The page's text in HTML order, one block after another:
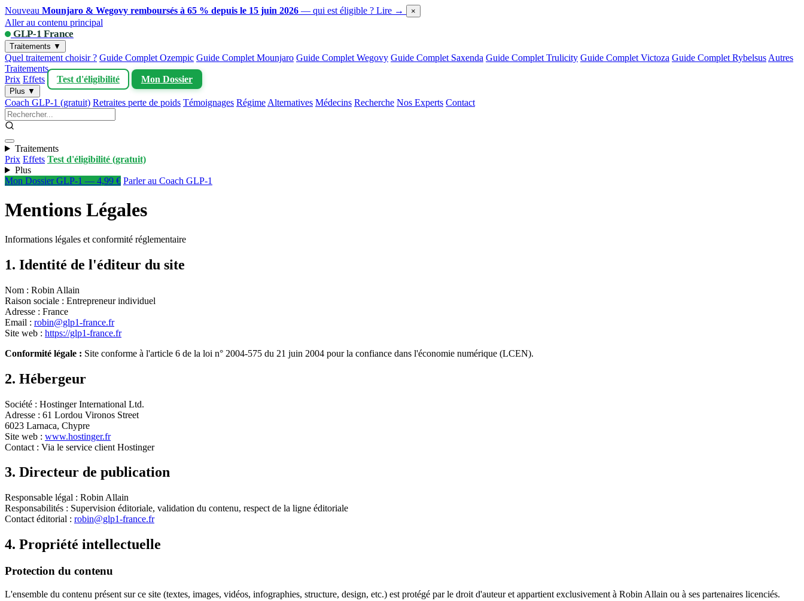
Nouveau Mounjaro & Wegovy remboursés à 65 % depuis le 15 juin 2026 — qui est éligible ? Lire → ×
Aller au contenu principal
GLP-1 France
Traitements ▼
Quel traitement choisir ? Guide Complet Ozempic Guide Complet Mounjaro Guide Complet Wegovy Guide Complet Saxenda Guide Complet Trulicity Guide Complet Victoza Guide Complet Rybelsus Autres
Traitements
Prix Effets Test d'éligibilité Mon Dossier
Plus ▼
Coach GLP-1 (gratuit) Retraites perte de poids Témoignages Régime Alternatives Médecins Recherche Nos Experts Contact
Traitements
Prix Effets Test d'éligibilité (gratuit)
Plus
Mon Dossier GLP-1 — 4,99 € Parler au Coach GLP-1
Mentions Légales
Informations légales et conformité réglementaire
1. Identité de l'éditeur du site
Nom : Robin Allain
Raison sociale : Entrepreneur individuel
Adresse : France
Email : robin@glp1-france.fr
Site web : https://glp1-france.fr
Conformité légale : Site conforme à l'article 6 de la loi n° 2004-575 du 21 juin 2004 pour la confiance dans l'économie numérique (LCEN).
2. Hébergeur
Société : Hostinger International Ltd.
Adresse : 61 Lordou Vironos Street
6023 Larnaca, Chypre
Site web : www.hostinger.fr
Contact : Via le service client Hostinger
3. Directeur de publication
Responsable légal : Robin Allain
Responsabilités : Supervision éditoriale, validation du contenu, respect de la ligne éditoriale
Contact éditorial : robin@glp1-france.fr
4. Propriété intellectuelle
Protection du contenu
L'ensemble du contenu présent sur ce site (textes, images, vidéos, infographies, structure, design, etc.) est protégé par le droit d'auteur et appartient exclusivement à Robin Allain ou à ses partenaires licenciés.